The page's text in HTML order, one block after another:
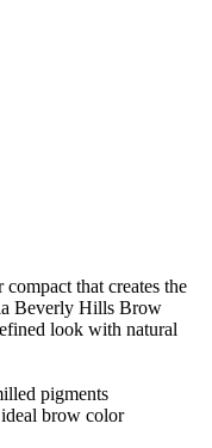
that creates the
Beverly Hills Brow
look with natural
pigments
brow color